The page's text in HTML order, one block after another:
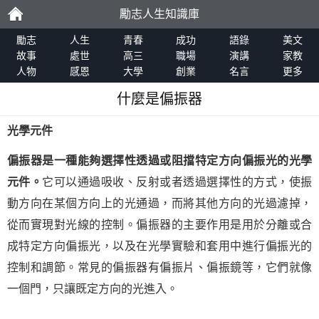
勵
志
勵志人生知識庫
勵志 人生 青春 成功 語錄
美文
故事
處世 高三 職場 演講
家教
人物
感恩 大學 創業 名言 更多
什麼是偏振器
光學元件
偏振器是一種能夠選擇性透過或阻擋特定方向偏振光的光學
元件。 它可以通過吸收、反射或者透過選擇性的方式，使振
動方向在某個方向上的光通過，而將其他方向的光過濾掉，
從而實現對光線的控制。偏振器的主要作用是用於分離或合
成特定方向偏振光，以及在光學實驗和套用中進行偏振光的
控制和調節。常見的偏振器有偏振片、偏振鏡等，它們就像
一個門，只讓既定方向的光進入。